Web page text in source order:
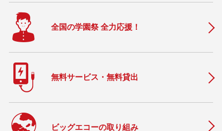
全国の学園祭 全力応援！
無料サービス・無料貸出
ビッグエコーの取り組み